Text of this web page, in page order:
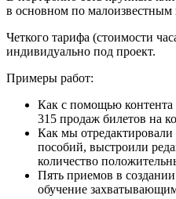
в основном по
Четкого тарифа (стоимости
индивидуально под проект.
Примеры работ:
Как с помощью контента
315 продаж билетов на
Как мы
пособий, выстроили
количество
Пять приемов в
обучение